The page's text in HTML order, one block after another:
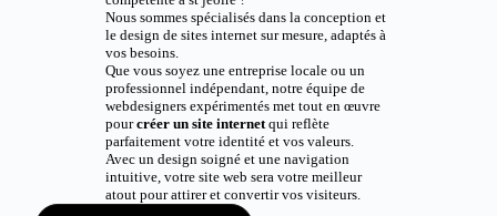
Nous sommes spécialisés dans la conception et
le design de sites internet sur mesure, adaptés à
vos besoins.
Que vous soyez une entreprise locale ou un
professionnel indépendant, notre équipe de
webdesigners expérimentés met tout en œuvre
pourcréer un site internetqui reflète
parfaitement votre identité et vos valeurs.
Avec un design soigné et une navigation
intuitive, votre site web sera votre meilleur
atout pour attirer et convertir vos visiteurs.